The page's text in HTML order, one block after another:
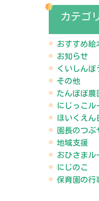
カテゴ
おすすめ絵
お知らせ
くいしんぼ
その他
たんぽぽ農
にじっこル
ほいくえん
園長のつぶ
地域支援
おひさまル
にじのこ
保育園の行